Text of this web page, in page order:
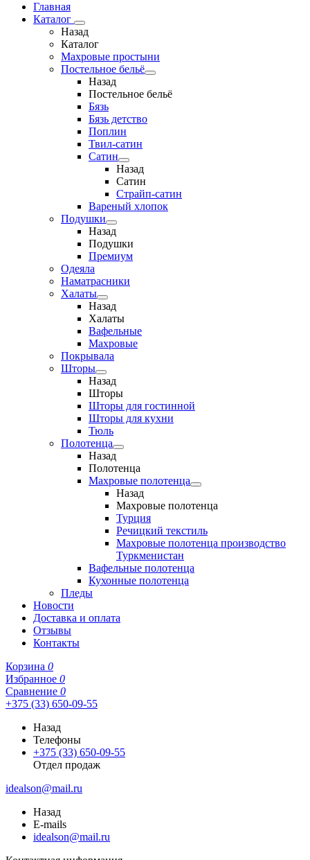
Главная
Каталог
Назад
Каталог
Махровые простыни
Постельное бельё
Назад
Постельное бельё
Бязь
Бязь детство
Поплин
Твил-сатин
Сатин
Назад
Сатин
Страйп-сатин
Вареный хлопок
Подушки
Назад
Подушки
Премиум
Одеяла
Наматрасники
Халаты
Назад
Халаты
Вафельные
Махровые
Покрывала
Шторы
Назад
Шторы
Шторы для гостинной
Шторы для кухни
Тюль
Полотенца
Назад
Полотенца
Махровые полотенца
Назад
Махровые полотенца
Турция
Речицкий текстиль
Махровые полотенца производство
Туркменистан
Вафельные полотенца
Кухонные полотенца
Пледы
Новости
Доставка и оплата
Отзывы
Контакты
Корзина 0
Избранное 0
Сравнение 0
+375 (33) 650-09-55
Назад
Телефоны
+375 (33) 650-09-55
Отдел продаж
idealson@mail.ru
Назад
E-mails
idealson@mail.ru